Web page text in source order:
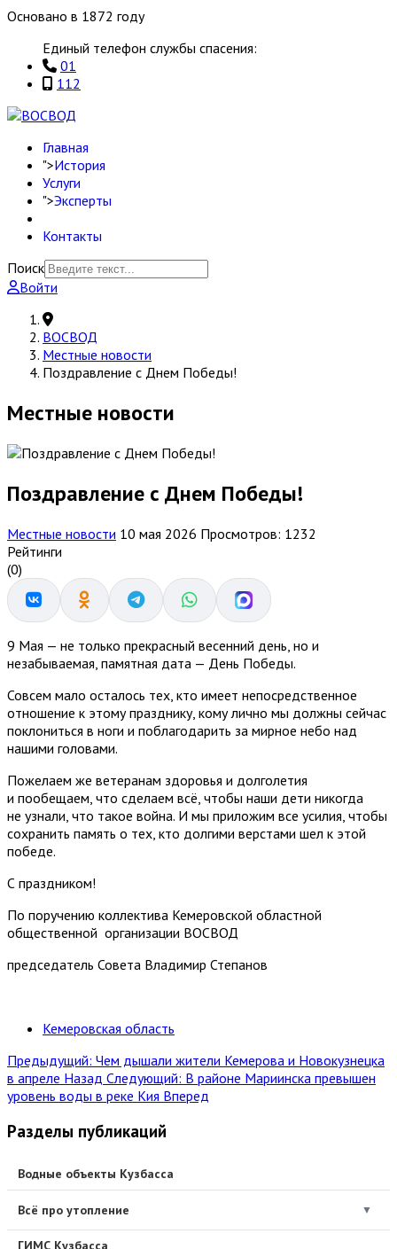
Основано в 1872 году
Единый телефон службы спасения:
01
112
Главная
">История
Услуги
">Эксперты
Контакты
Поиск
Войти
ВОСВОД
Местные новости
Поздравление с Днем Победы!
Местные новости
Поздравление с Днем Победы!
Местные новости 10 мая 2026 Просмотров: 1232
Рейтинги
(0)
9 Мая — не только прекрасный весенний день, но и
незабываемая, памятная дата — День Победы.
Совсем мало осталось тех, кто имеет непосредственное
отношение к этому празднику, кому лично мы должны сейчас
поклониться в ноги и поблагодарить за мирное небо над
нашими головами.
Пожелаем же ветеранам здоровья и долголетия
и пообещаем, что сделаем всё, чтобы наши дети никогда
не узнали, что такое война. И мы приложим все усилия, чтобы
сохранить память о тех, кто долгими верстами шел к этой
победе.
С праздником!
По поручению коллектива Кемеровской областной
общественной организации ВОСВОД
председатель Совета Владимир Степанов
Кемеровская область
Предыдущий: Чем дышали жители Кемерова и Новокузнецка
в апреле Назад Следующий: В районе Мариинска превышен
уровень воды в реке Кия Вперед
Разделы публикаций
Водные объекты Кузбасса
Всё про утопление ▼
ГИМС Кузбасса